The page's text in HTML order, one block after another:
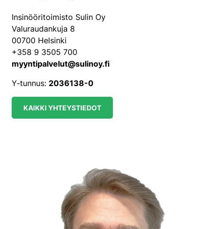
Insinööritoimisto Sulin Oy
Valuraudankuja 8
00700 Helsinki
+358 9 3505 700
myyntipalvelut@sulinoy.fi
Y-tunnus: 2036138-0
KAIKKI YHTEYSTIEDOT